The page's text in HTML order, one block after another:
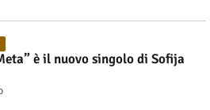
è il nuovo singolo di Sofija